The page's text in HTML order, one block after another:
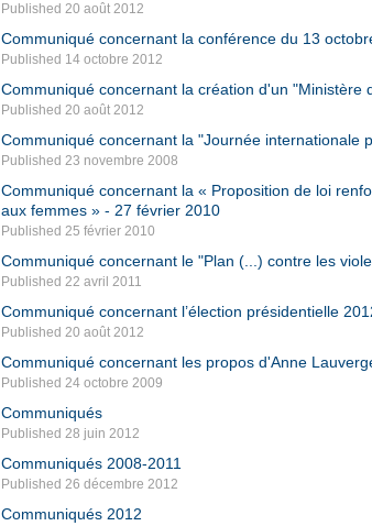
Published 20 août 2012
Communiqué concernant la conférence du 13
Published 14 octobre 2012
Communiqué concernant la création d'un "Ministère
Published 20 août 2012
Communiqué concernant la "Journée internationale
Published 23 novembre 2008
Communiqué concernant la « Proposition de loi
aux femmes » - 27 février 2010
Published 25 février 2010
Communiqué concernant le "Plan (...) contre les
Published 22 avril 2011
Communiqué concernant l’élection présidentielle
Published 20 août 2012
Communiqué concernant les propos d'Anne
Published 24 octobre 2009
Communiqués
Published 28 juin 2012
Communiqués 2008-2011
Published 26 décembre 2012
Communiqués 2012